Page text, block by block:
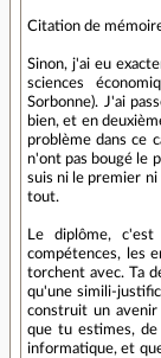
Citation de
Sinon, j'ai eu
sciences
Sorbonne). J'ai
bien, et en
problème dans ce
n'ont pas bougé le
suis ni le premier
tout.
Le diplôme,
compétences, les
torchent avec. Ta
qu'une simili-
construit un
que tu estimes,
informatique, et